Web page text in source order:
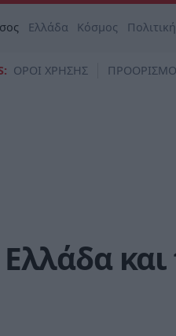
Ελλάδα Κόσμος Πολιτική
ΟΡΟΙ ΧΡΗΣΗΣ